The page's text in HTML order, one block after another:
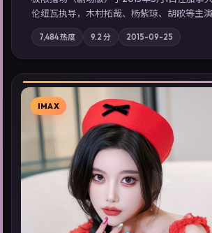
伦纽瓦执导，木村拓哉、杨紫琼、胡歌等主
事主轴，城市霓虹背后，有人用规则改写命
地域气质；站内亦可通过「国产免费观看高
展检索同类型高分佳作，畅享高清在线追剧
7,484热度 9.2 分 2015-09-25
▶
IMAX